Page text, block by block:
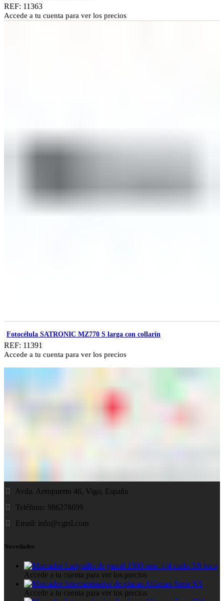
REF: 11363
Accede a tu cuenta para ver los precios
Fotocélula SATRONIC MZ770 S larga con collarín
REF: 11391
Accede a tu cuenta para ver los precios
Avda. Aeropuerto 46, Vigo, España
Teléfono: 986278699
Email: info@cgrsl.com
Novedades
Latiguillo de gasoil 1500 mm -1/4 codo-3/8 loco
Accede a tu cuenta para ver los precios
Intercambiador de placas Alfamax Serie XS
Accede a tu cuenta para ver los precios